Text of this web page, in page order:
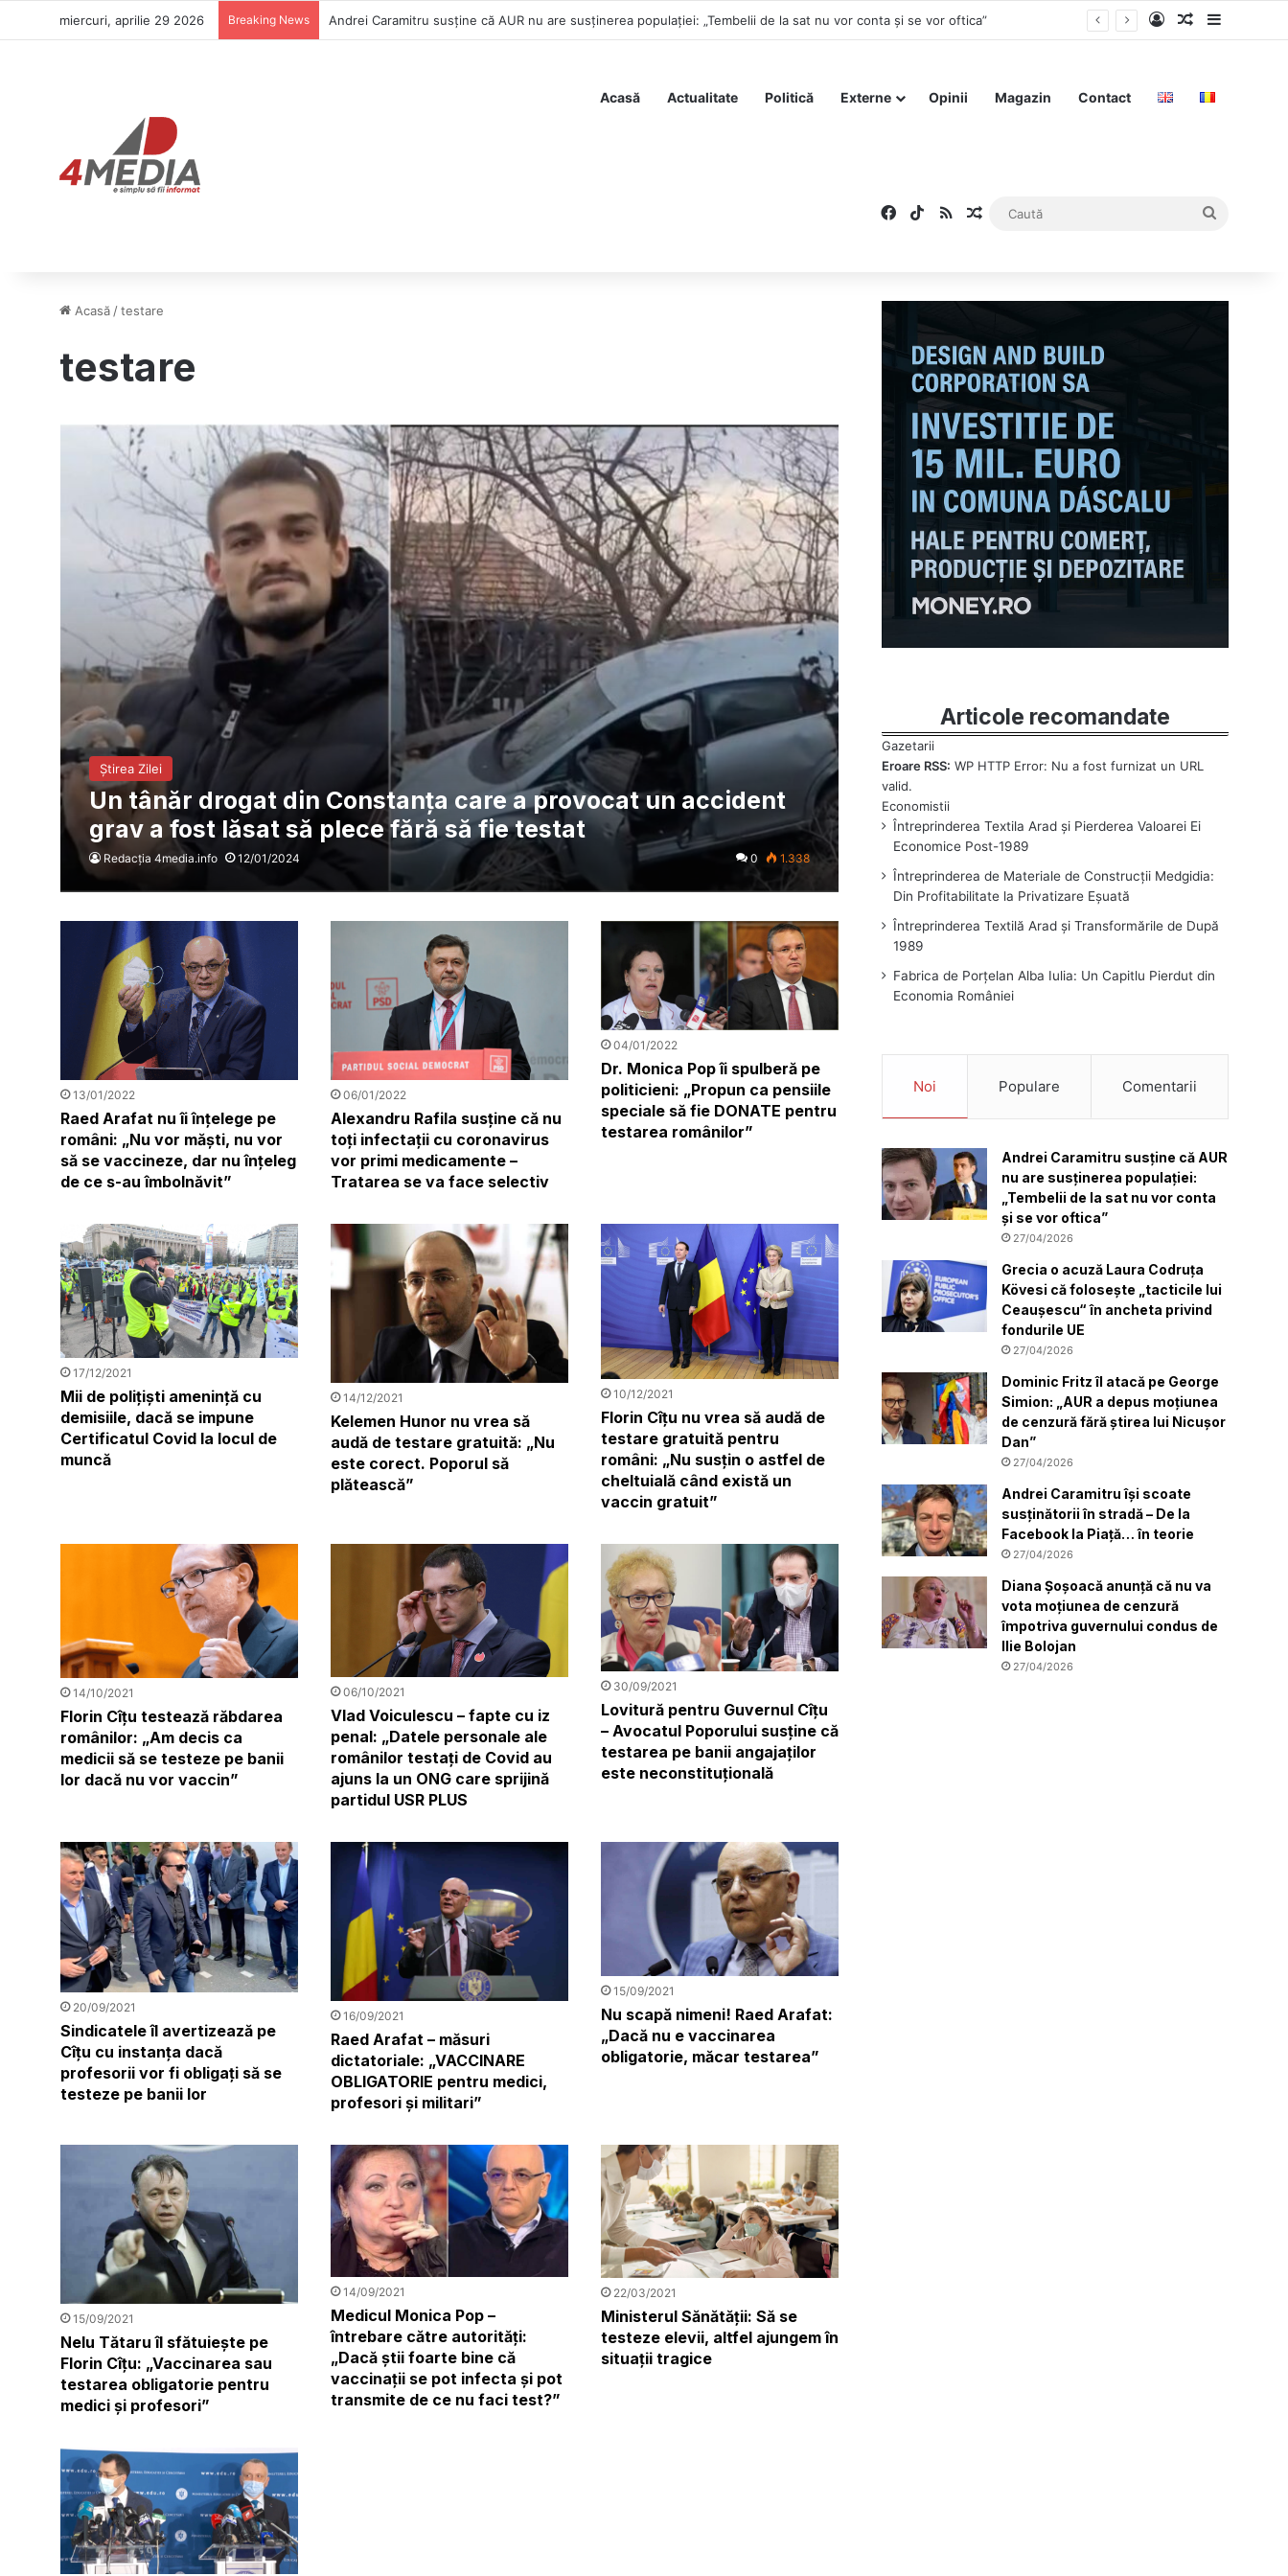
miercuri, aprilie 29 2026 Breaking News Andrei Caramitru susține că AUR nu are susținerea populației: „Tembelii de la sat nu vor conta și se vor oftica” Log InArticolSidebar
Acasă Actualitate Politică Externe Opinii Magazin Contact
Facebook
TikTok
RSSArticol aleatoriu
Acasă /testare
testare
Știrea Zilei
Un tânăr drogat din Constanţa care a provocat un accident
grav a fost lăsat să plece fără să fie testat
Redacția 4media.info 12/01/2024 0 1.338
13/01/2022
Raed Arafat nu îi înțelege pe
români: „Nu vor măști, nu vor
să se vaccineze, dar nu înțeleg
de ce s-au îmbolnăvit”
06/01/2022
Alexandru Rafila susține că nu
toți infectații cu coronavirus
vor primi medicamente –
Tratarea se va face selectiv
04/01/2022
Dr. Monica Pop îi spulberă pe
politicieni: „Propun ca pensiile
speciale să fie DONATE pentru
testarea românilor”
17/12/2021
Mii de polițiști amenință cu
demisiile, dacă se impune
Certificatul Covid la locul de
muncă
14/12/2021
Kelemen Hunor nu vrea să
audă de testare gratuită: „Nu
este corect. Poporul să
plătească”
10/12/2021
Florin Cîțu nu vrea să audă de
testare gratuită pentru
români: „Nu susțin o astfel de
cheltuială când există un
vaccin gratuit”
14/10/2021
Florin Cîțu testează răbdarea
românilor: „Am decis ca
medicii să se testeze pe banii
lor dacă nu vor vaccin”
06/10/2021
Vlad Voiculescu – fapte cu iz
penal: „Datele personale ale
românilor testați de Covid au
ajuns la un ONG care sprijină
partidul USR PLUS
30/09/2021
Lovitură pentru Guvernul Cîțu
– Avocatul Poporului susține că
testarea pe banii angajaţilor
este neconstituţională
20/09/2021
Sindicatele îl avertizează pe
Cîțu cu instanța dacă
profesorii vor fi obligați să se
testeze pe banii lor
16/09/2021
Raed Arafat – măsuri
dictatoriale: „VACCINARE
OBLIGATORIE pentru medici,
profesori și militari”
15/09/2021
Nu scapă nimeni! Raed Arafat:
„Dacă nu e vaccinarea
obligatorie, măcar testarea”
15/09/2021
Nelu Tătaru îl sfătuiește pe
Florin Cîțu: „Vaccinarea sau
testarea obligatorie pentru
medici și profesori”
14/09/2021
Medicul Monica Pop –
întrebare către autorități:
„Dacă știi foarte bine că
vaccinații se pot infecta și pot
transmite de ce nu faci test?”
22/03/2021
Ministerul Sănătății: Să se
testeze elevii, altfel ajungem în
situații tragice
Articole recomandate
Eroare RSS: WP HTTP Error: Nu a fost furnizat un URL
valid.
Întreprinderea Textila Arad și Pierderea Valoarei Ei
Economice Post-1989
Întreprinderea de Materiale de Construcții Medgidia:
Din Profitabilitate la Privatizare Eșuată
Întreprinderea Textilă Arad și Transformările de După
1989
Fabrica de Porțelan Alba Iulia: Un Capitlu Pierdut din
Economia României
Noi Populare Comentarii
Andrei Caramitru susține că AUR
nu are susținerea populației:
„Tembelii de la sat nu vor conta
și se vor oftica”
27/04/2026
Grecia o acuză Laura Codruța
Kövesi că folosește „tacticile lui
Ceaușescu“ în ancheta privind
fondurile UE
27/04/2026
Dominic Fritz îl atacă pe George
Simion: „AUR a depus moțiunea
de cenzură fără știrea lui Nicușor
Dan”
27/04/2026
Andrei Caramitru își scoate
susținătorii în stradă – De la
Facebook la Piață… în teorie
27/04/2026
Diana Șoșoacă anunță că nu va
vota moțiunea de cenzură
împotriva guvernului condus de
Ilie Bolojan
27/04/2026